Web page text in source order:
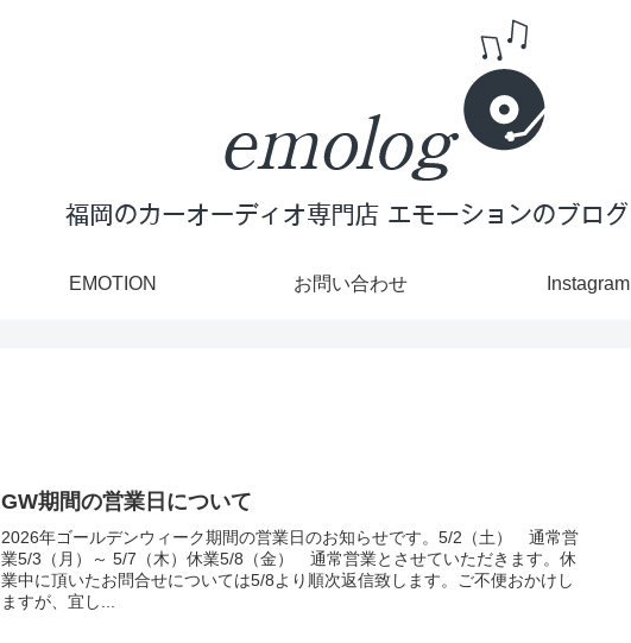
EMOTION お問い合わせ Instagram
GW期間の営業日について
2026年ゴールデンウィーク期間の営業日のお知らせです。5/2（土） 通常営
業5/3（月）～ 5/7（木）休業5/8（金） 通常営業とさせていただきます。休
業中に頂いたお問合せについては5/8より順次返信致します。ご不便おかけし
ますが、宜し...